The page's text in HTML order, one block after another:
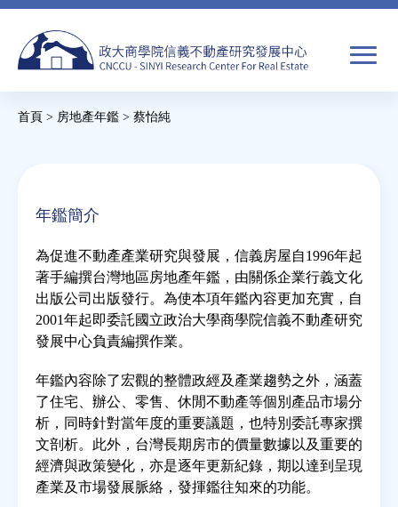
Jump
navigation
表
搜
焦點新聞
教育推廣
房市分析
研究獎勵
房地產年鑑
電子報
這
首頁 > 房地產年鑑 > 蔡怡純
年鑑簡介
為促進不動產產業研究與發展，信義房屋自1996年起
著手編撰台灣地區房地產年鑑，由關係企業行義文化
出版公司出版發行。為使本項年鑑內容更加充實，自
2001年起即委託國立政治大學商學院信義不動產研究
發展中心負責編撰作業。
年鑑內容除了宏觀的整體政經及產業趨勢之外，涵蓋
了住宅、辦公、零售、休閒不動產等個別產品市場分
析，同時針對當年度的重要議題，也特別委託專家撰
文剖析。此外，台灣長期房市的價量數據以及重要的
經濟與政策變化，亦是逐年更新紀錄，期以達到呈現
產業及市場發展脈絡，發揮鑑往知來的功能。